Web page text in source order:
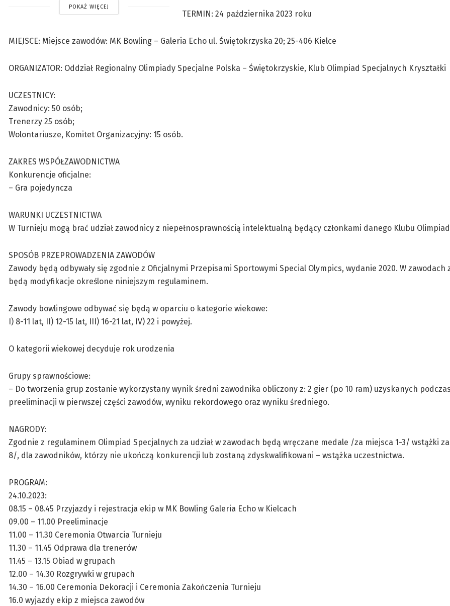
POKAŻ WIĘCEJ
TERMIN: 24 października 2023 roku
MIEJSCE: Miejsce zawodów: MK Bowling – Galeria Echo ul. Świętokrzyska 20; 25-406 Kielce
ORGANIZATOR: Oddział Regionalny Olimpiady Specjalne Polska – Świętokrzyskie, Klub Olimpiad Specjalnych Kryształki
UCZESTNICY:
Zawodnicy: 50 osób;
Trenerzy 25 osób;
Wolontariusze, Komitet Organizacyjny: 15 osób.
ZAKRES WSPÓŁZAWODNICTWA
Konkurencje oficjalne:
– Gra pojedyncza
WARUNKI UCZESTNICTWA
W Turnieju mogą brać udział zawodnicy z niepełnosprawnością intelektualną będący członkami danego Klubu
SPOSÓB PRZEPROWADZENIA ZAWODÓW
Zawody będą odbywały się zgodnie z Oficjalnymi Przepisami Sportowymi Special Olympics, wydanie 2020. W zawodach
będą modyfikacje określone niniejszym regulaminem.
Zawody bowlingowe odbywać się będą w oparciu o kategorie wiekowe:
I) 8-11 lat, II) 12-15 lat, III) 16-21 lat, IV) 22 i powyżej.
O kategorii wiekowej decyduje rok urodzenia
Grupy sprawnościowe:
– Do tworzenia grup zostanie wykorzystany wynik średni zawodnika obliczony z: 2 gier (po 10 ram) uzyskanych podczas
preeliminacji w pierwszej części zawodów, wyniku rekordowego oraz wyniku średniego.
NAGRODY:
Zgodnie z regulaminem Olimpiad Specjalnych za udział w zawodach będą wręczane medale /za miejsca 1-3/ wstążki
8/, dla zawodników, którzy nie ukończą konkurencji lub zostaną zdyskwalifikowani – wstążka uczestnictwa.
PROGRAM:
24.10.2023:
08.15 – 08.45 Przyjazdy i rejestracja ekip w MK Bowling Galeria Echo w Kielcach
09.00 – 11.00 Preeliminacje
11.00 – 11.30 Ceremonia Otwarcia Turnieju
11.30 – 11.45 Odprawa dla trenerów
11.45 – 13.15 Obiad w grupach
12.00 – 14.30 Rozgrywki w grupach
14.30 – 16.00 Ceremonia Dekoracji i Ceremonia Zakończenia Turnieju
16.0 wyjazdy ekip z miejsca zawodów